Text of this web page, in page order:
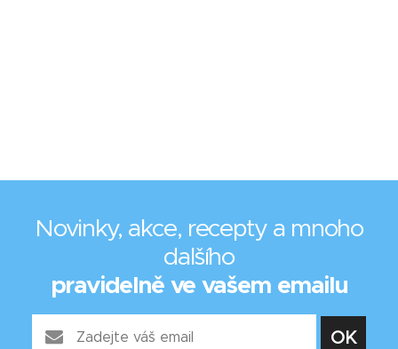
Novinky, akce, recepty a mnoho
dalšího
pravidelně ve vašem emailu